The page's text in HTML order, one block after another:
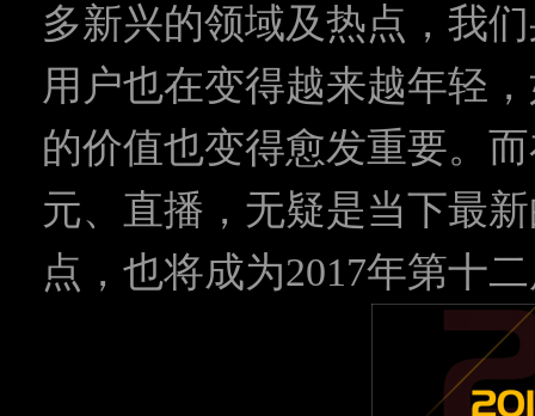
多新兴的领域及热点，我
用户也在变得越来越年轻
的价值也变得愈发重要。
元、直播，无疑是当下最
点，也将成为2017年第十